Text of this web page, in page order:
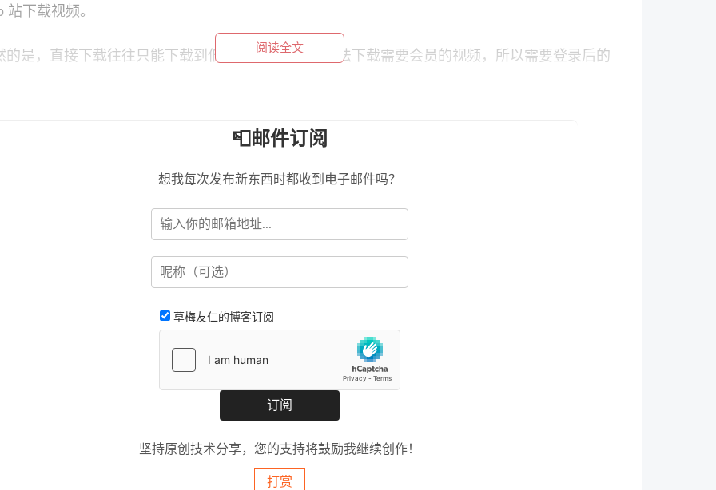
站下载视频。
的是，直接下载往往只能下载到低画质的，而且也无法下载需要会员的视频，所以需要登录后的
get 官方在 Readme 中的说明可知，目前 you-get 只支持 Mozilla
cookies 显然是麻烦的，所以我采用了 EditThisCookie 这个插件来导出对应的 cookies。
选择cookies的导出格式 设置为
这样一来，我们就能导出符合要求的 Netscape 格式的 cookies。
阅读全文
📮邮件订阅
想我每次发布新东西时都收到电子邮件吗？
草梅友仁的博客订阅
坚持原创技术分享，您的支持将鼓励我继续创作！
打赏